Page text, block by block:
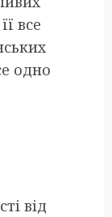
все
одно
від